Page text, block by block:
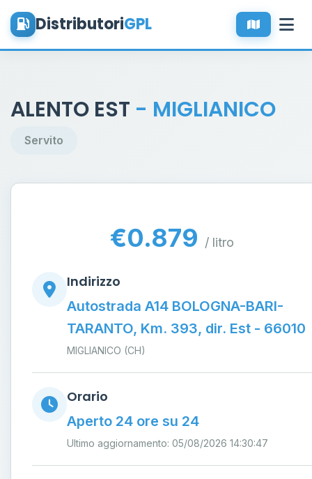
DistributoriGPL
ALENTO EST - MIGLIANICO
Servito
€0.879 / litro
Indirizzo
Autostrada A14 BOLOGNA-BARI-
TARANTO, Km. 393, dir. Est - 66010
MIGLIANICO (CH)
Orario
Aperto 24 ore su 24
Ultimo aggiornamento: 05/08/2026 14:30:47